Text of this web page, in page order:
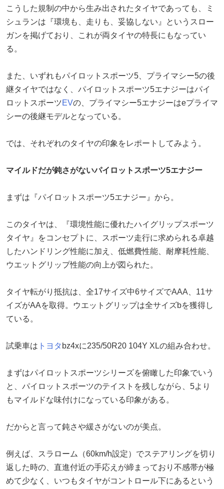
こうした規制の中から生み出されたタイヤであっても、ミ
シュランは『環境も、走りも、妥協しない』というスロー
ガンを掲げており、これが両タイヤの特長にもなってい
る。
また、いずれもパイロットスポーツ5、プライマシー5の後
継タイヤではなく、パイロットスポーツ5エナジーはパイ
ロットスポーツEVの、プライマシー5エナジーはeプライマ
シーの後継モデルとなっている。
では、それぞれのタイヤの印象をレポートしてみよう。
マイルドだが鈍さがないパイロットスポーツ5エナジー
まずは『パイロットスポーツ5エナジー』から。
このタイヤは、『環境性能に優れたハイグリップスポーツ
タイヤ』をコンセプトに、スポーツ走行に求められる卓越
したハンドリング性能に加え、低燃費性能、耐摩耗性能、
ウエットグリップ性能の向上が図られた。
タイヤ転がり抵抗は、全17サイズ中6サイズでAAA、11サ
イズがAAを取得。ウエットグリップは全サイズbを獲得し
ている。
試乗車は トヨタ bz4xに235/50R20 104Y XLの組み合わせ。
まずはパイロットスポーツシリーズを俯瞰した印象でいう
と、パイロットスポーツのテイストを残しながら、5より
もマイルドな味付けになっている印象がある。
だからと言って鈍さや緩さがないのが美点。
例えば、スラローム（60km/h設定）でステアリングを切り
返した時の、直進付近の手応えが締まっており不感帯が極
めて少なく、いつもタイヤがコントロール下にあるという